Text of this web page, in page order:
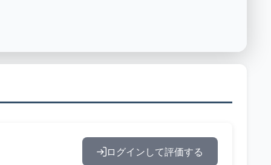
ログインして評価する